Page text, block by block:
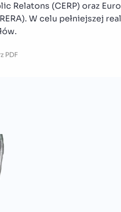
Relatons (CERP) oraz
W celu pełniejszej
PDF